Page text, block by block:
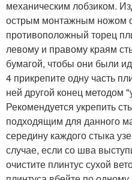
механическим лобзиком.
острым монтажным ножом
противоположный торец
левому и правому краям
бумагой, чтобы они были
4 прикрепите одну часть
ней другой конец методом
Рекомендуется укрепить
подходящим для данного
середину каждого стыка
случае, если со шва
очистите плинтус сухой